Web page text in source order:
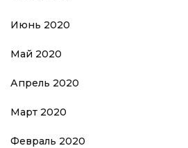
Июнь 2020
Май 2020
Апрель 2020
Март 2020
Февраль 2020